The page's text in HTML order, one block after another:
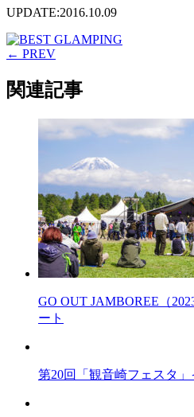
UPDATE:2016.10.09
← PREV
関連記事
GO OUT JAMBOREE（
ート
第20回「観音崎フェスタ」